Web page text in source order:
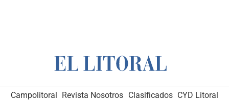
Campolitoral Revista Nosotros Clasificados CYD Litoral